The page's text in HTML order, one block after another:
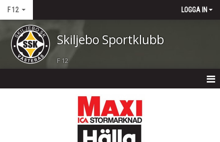
F 12 LOGGA IN
Skiljebo Sportklubb
F 12